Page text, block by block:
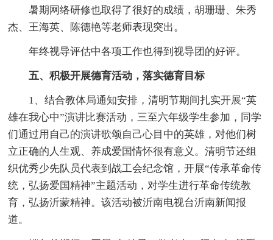
暑期网络研修也取得了很好的成绩，胡珊珊、朱秀
杰、王海英、陈德艳等老师表现突出。
年终视导评估中各项工作也得到视导团的好评。
五、积极开展德育活动，落实德育目标
1、结合教体局通知安排，清明节期间扎实开展“英
雄在我心中”演讲比赛活动，三至六年级学生参加，同学
们通过用自己的演讲歌颂自己心目中的英雄，对他们树
立正确的人生观、养成爱国情怀很有意义。清明节还组
织优秀少先队员代表到战工会纪念馆，开展“传承革命传
统，弘扬爱国精神”主题活动，对学生进行革命传统教
育，弘扬沂蒙精神。该活动被沂南电视台沂南新闻报
道。